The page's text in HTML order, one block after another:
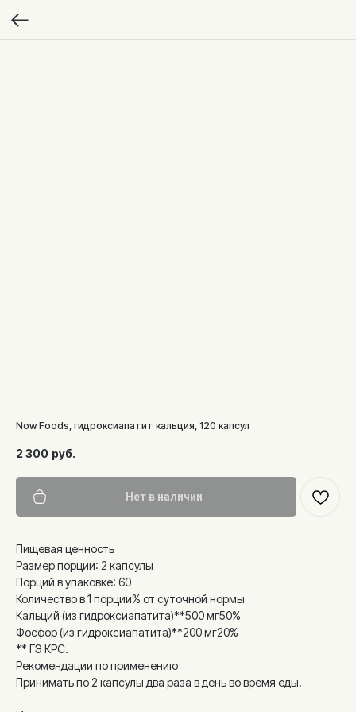
Now Foods, гидроксиапатит кальция, 120 капсул
2 300 руб.
Нет в наличии
Пищевая ценность
Размер порции: 2 капсулы
Порций в упаковке: 60
Количество в 1 порции% от суточной нормы
Кальций (из гидроксиапатита)**500 мг50%
Фосфор (из гидроксиапатита)**200 мг20%
** ГЭ КРС.
Рекомендации по применению
Принимать по 2 капсулы два раза в день во время еды.